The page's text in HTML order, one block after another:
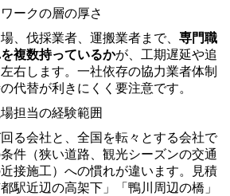
ークの層の厚さ
、伐採業者、運搬業者まで、 専門職
複数持っているかが、工期遅延や追
右します。一社依存の協力業者体制
代替が利きにくく要注意です。
担当の経験範囲
る会社と、全国を転々とする会社で
件（狭い道路、観光シーズンの交通
接施工）への慣れが違います。見積
駅近辺の高架下」「鴨川周辺の橋」